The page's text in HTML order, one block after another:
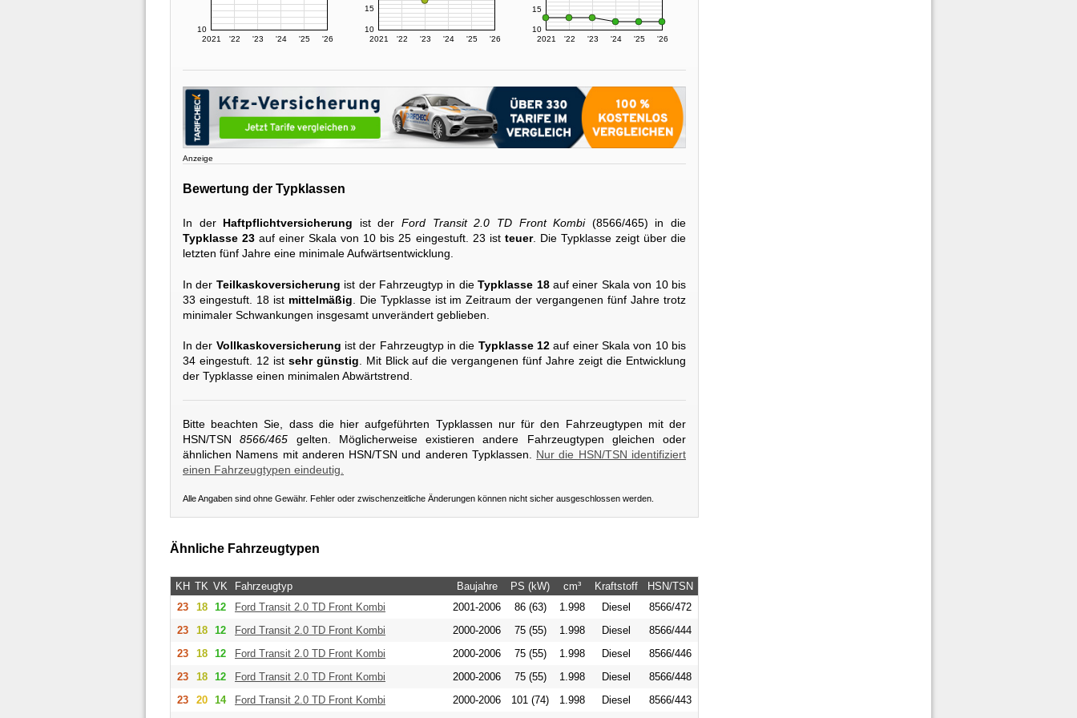
2021 '22 '23 '24 '25 '26
10
2021 '22 '23 '24 '25 '26
10
15
2021 '22 '23 '24 '25 '26
10
15
Anzeige
Bewertung der Typklassen
In der Haftpflichtversicherung ist derFord Transit 2.0 TD Front Kombi(8566/465) in die
Typklasse 23 auf einer Skala von 10 bis 25 eingestuft. 23 ist teuer. Die Typklasse zeigt über die
letzten fünf Jahre eine minimale Aufwärtsentwicklung.
In der Teilkaskoversicherung ist der Fahrzeugtyp in dieTypklasse 18auf einer Skala von 10 bis
33 eingestuft. 18 ist mittelmäßig . Die Typklasse ist im Zeitraum der vergangenen fünf Jahre trotz
minimaler Schwankungen insgesamt unverändert geblieben.
In der Vollkaskoversicherung ist der Fahrzeugtyp in die Typklasse 12 auf einer Skala von 10 bis
34 eingestuft. 12 ist sehr günstig. Mit Blick auf die vergangenen fünf Jahre zeigt die Entwicklung
der Typklasse einen minimalen Abwärtstrend.
Bitte beachten Sie, dass die hier aufgeführten Typklassen nur für den Fahrzeugtypen mit der
HSN/TSN8566/465 gelten. Möglicherweise existieren andere Fahrzeugtypen gleichen oder
ähnlichen Namens mit anderen HSN/TSN und anderen Typklassen. Nur die HSN/TSN identifiziert
einen Fahrzeugtypen eindeutig.
Alle Angaben sind ohne Gewähr. Fehler oder zwischenzeitliche Änderungen können nicht sicher ausgeschlossen werden.
Ähnliche Fahrzeugtypen
KH TK VK Fahrzeugtyp Baujahre PS (kW) cm³ Kraftstoff
HSN/TSN
23
18 12 Ford Transit 2.0 TD Front Kombi 2001-2006 86 (63) 1.998 Diesel
8566/472
23
18 12 Ford Transit 2.0 TD Front Kombi 2000-2006 75 (55) 1.998 Diesel
8566/444
23
18 12 Ford Transit 2.0 TD Front Kombi 2000-2006 75 (55) 1.998 Diesel
8566/446
23
18 12 Ford Transit 2.0 TD Front Kombi 2000-2006 75 (55) 1.998 Diesel
8566/448
23
20 14 Ford Transit 2.0 TD Front Kombi 2000-2006 101 (74) 1.998 Diesel
8566/443